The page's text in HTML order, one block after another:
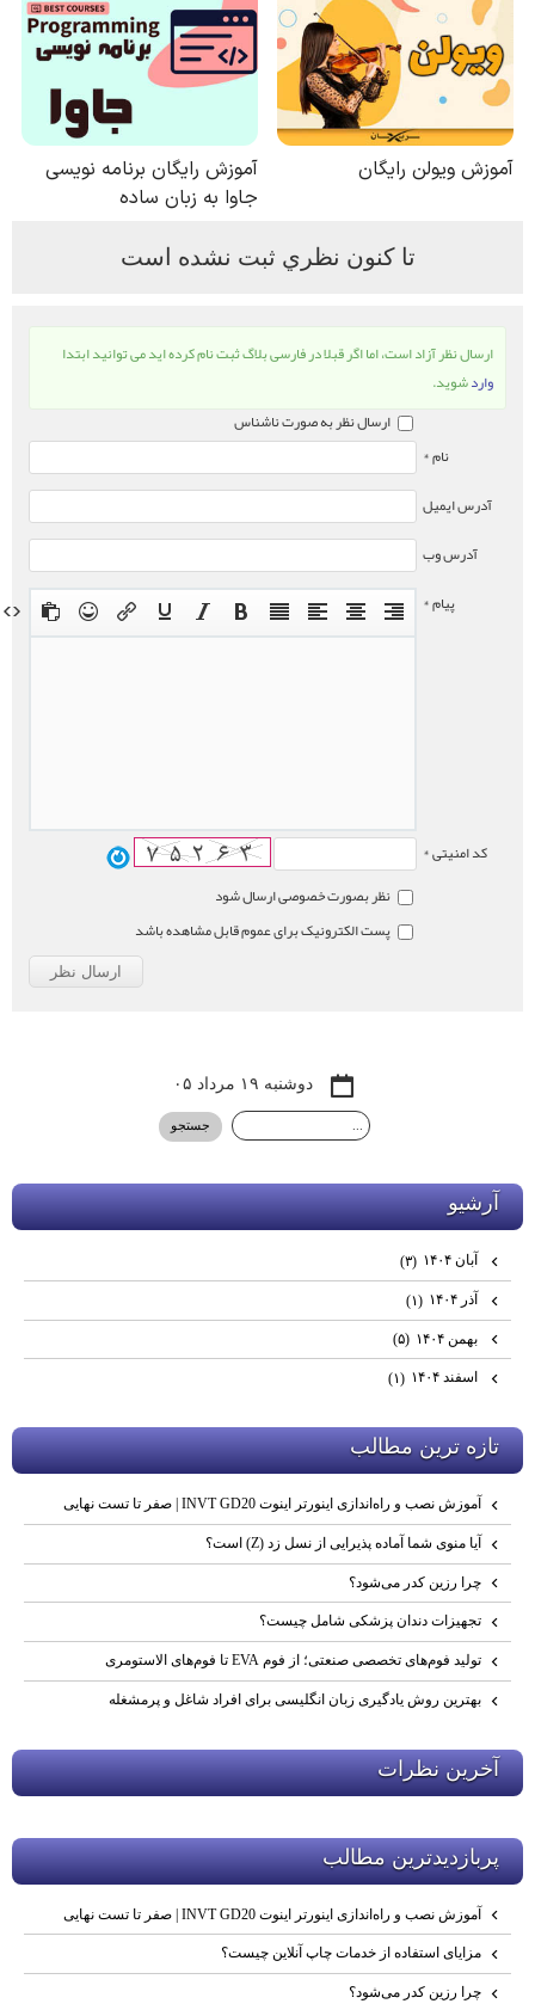
تا كنون نظري ثبت نشده است
ارسال نظر آزاد است، اما اگر قبلا در فارسی بلاگ ثبت نام کرده اید می توانید ابتدا
واردشوید.
ارسال نظر به صورت ناشناس
نام *
آدرس ایمیل
آدرس وب
پیام *
کد امنیتی *
نظر بصورت خصوصی ارسال شود
پست الکترونیک برای عموم قابل مشاهده باشد
دوشنبه ۱۹ مرداد ۰۵
آرشيو
آبان ۱۴۰۴ (۳)
آذر ۱۴۰۴ (۱)
بهمن ۱۴۰۴ (۵)
اسفند ۱۴۰۴ (۱)
تازه ترين مطالب
آموزش نصب و راه‌اندازی اینورتر اینوت INVT GD20 | صفر تا تست نهایی
آیا منوی شما آماده پذیرایی از نسل زد (Z) است؟
چرا رزین کدر می‌شود؟
تجهیزات دندان پزشکی شامل چیست؟
تولید فوم‌های تخصصی صنعتی؛ از فوم EVA تا فوم‌های الاستومری
بهترین روش یادگیری زبان انگلیسی برای افراد شاغل و پرمشغله
آخرين نظرات
پربازديدترين مطالب
آموزش نصب و راه‌اندازی اینورتر اینوت INVT GD20 | صفر تا تست نهایی
مزایای استفاده از خدمات چاپ آنلاین چیست؟
چرا رزین کدر می‌شود؟